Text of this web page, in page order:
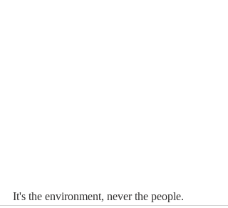
It's the environment, never the people.